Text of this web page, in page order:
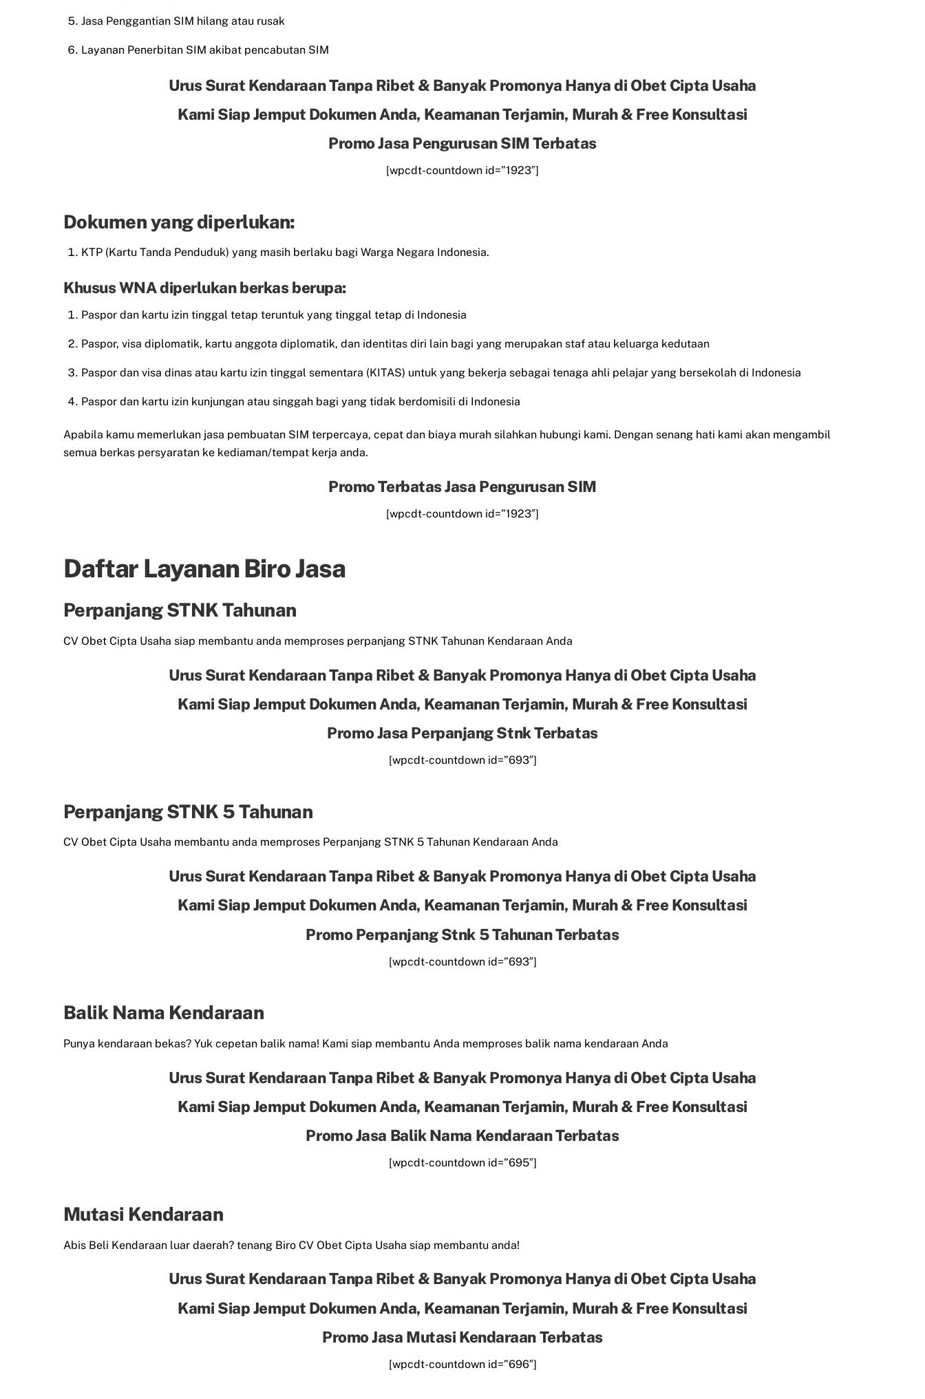
Jasa Penggantian SIM hilang atau rusak
Layanan Penerbitan SIM akibat pencabutan SIM
Urus Surat Kendaraan Tanpa Ribet & Banyak Promonya Hanya di Obet Cipta Usaha
Kami Siap Jemput Dokumen Anda, Keamanan Terjamin, Murah & Free Konsultasi
Promo Jasa Pengurusan SIM Terbatas
[wpcdt-countdown id=”1923″]
Dokumen yang diperlukan:
KTP (Kartu Tanda Penduduk) yang masih berlaku bagi Warga Negara Indonesia.
Khusus WNA diperlukan berkas berupa:
Paspor dan kartu izin tinggal tetap teruntuk yang tinggal tetap di Indonesia
Paspor, visa diplomatik, kartu anggota diplomatik, dan identitas diri lain bagi yang merupakan staf atau keluarga kedutaan
Paspor dan visa dinas atau kartu izin tinggal sementara (KITAS) untuk yang bekerja sebagai tenaga ahli pelajar yang bersekolah di Indonesia
Paspor dan kartu izin kunjungan atau singgah bagi yang tidak berdomisili di Indonesia
Apabila kamu memerlukan jasa pembuatan SIM terpercaya, cepat dan biaya murah silahkan hubungi kami. Dengan senang hati kami akan mengambil
semua berkas persyaratan ke kediaman/tempat kerja anda.
Promo Terbatas Jasa Pengurusan SIM
[wpcdt-countdown id=”1923″]
Daftar Layanan Biro Jasa
Perpanjang STNK Tahunan
CV Obet Cipta Usaha siap membantu anda memproses perpanjang STNK Tahunan Kendaraan Anda
Urus Surat Kendaraan Tanpa Ribet & Banyak Promonya Hanya di Obet Cipta Usaha
Kami Siap Jemput Dokumen Anda, Keamanan Terjamin, Murah & Free Konsultasi
Promo Jasa Perpanjang Stnk Terbatas
[wpcdt-countdown id=”693″]
Perpanjang STNK 5 Tahunan
CV Obet Cipta Usaha membantu anda memproses Perpanjang STNK 5 Tahunan Kendaraan Anda
Urus Surat Kendaraan Tanpa Ribet & Banyak Promonya Hanya di Obet Cipta Usaha
Kami Siap Jemput Dokumen Anda, Keamanan Terjamin, Murah & Free Konsultasi
Promo Perpanjang Stnk 5 Tahunan Terbatas
[wpcdt-countdown id=”693″]
Balik Nama Kendaraan
Punya kendaraan bekas? Yuk cepetan balik nama! Kami siap membantu Anda memproses balik nama kendaraan Anda
Urus Surat Kendaraan Tanpa Ribet & Banyak Promonya Hanya di Obet Cipta Usaha
Kami Siap Jemput Dokumen Anda, Keamanan Terjamin, Murah & Free Konsultasi
Promo Jasa Balik Nama Kendaraan Terbatas
[wpcdt-countdown id=”695″]
Mutasi Kendaraan
Abis Beli Kendaraan luar daerah? tenang Biro CV Obet Cipta Usaha siap membantu anda!
Urus Surat Kendaraan Tanpa Ribet & Banyak Promonya Hanya di Obet Cipta Usaha
Kami Siap Jemput Dokumen Anda, Keamanan Terjamin, Murah & Free Konsultasi
Promo Jasa Mutasi Kendaraan Terbatas
[wpcdt-countdown id=”696″]